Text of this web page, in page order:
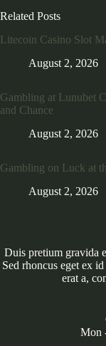
Related Posts
Litecoin Casino Slot
August 2, 2026
Gambling at Lunubet
and Chance
August 2, 2026
Gambling on Luck at
August 2, 2026
Duis pretium gravida
Sed rhoncus eget ex
erat a,
Mon